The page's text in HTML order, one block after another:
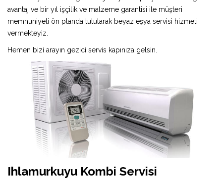
avantaj ve bir yıl işçilik ve malzeme garantisi ile müşteri
memnuniyeti ön planda tutularak beyaz eşya servisi hizmeti
vermekteyiz.
Hemen bizi arayın gezici servis kapınıza gelsin.
Ihlamurkuyu Kombi Servisi